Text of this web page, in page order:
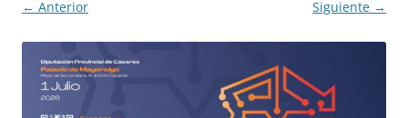
← Anterior Siguiente →